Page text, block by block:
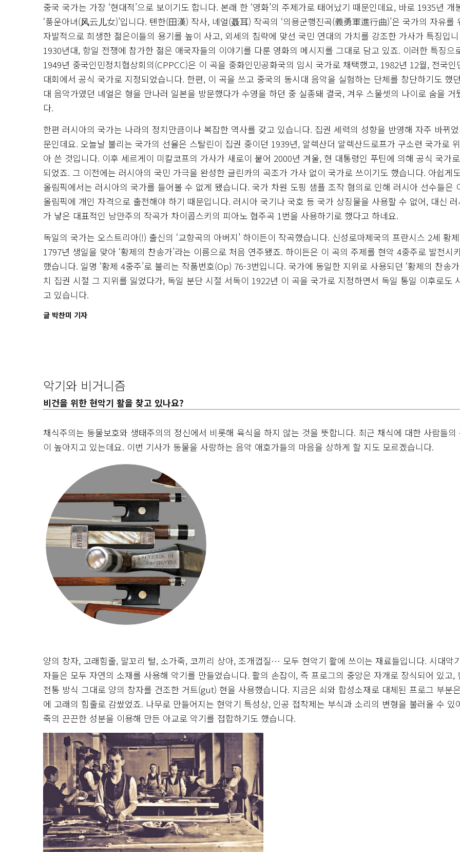
중국 국가는 가장 ‘현대적’으로 보이기도 합니다. 본래 한 ‘영화’의 주제가로 태어났기 때문인데요, 바로 1935년 개
‘풍운아녀(风云儿女)’입니다. 톈한(田漢) 작사, 녜얼(聂耳) 작곡의 ‘의용군행진곡(義勇軍進行曲)’은 국가의 자유를
자발적으로 희생한 젊은이들의 용기를 높이 사고, 외세의 침략에 맞선 국민 연대의 가치를 강조한 가사가 특징입
1930년대, 항일 전쟁에 참가한 젊은 애국자들의 이야기를 다룬 영화의 메시지를 그대로 담고 있죠. 이러한 특징으
1949년 중국인민정치협상회의(CPPCC)은 이 곡을 중화인민공화국의 임시 국가로 채택했고, 1982년 12월, 전국인
대회에서 공식 국가로 지정되었습니다. 한편, 이 곡을 쓰고 중국의 동시대 음악을 실험하는 단체를 창단하기도 했
대 음악가였던 녜얼은 형을 만나러 일본을 방문했다가 수영을 하던 중 실종돼 결국, 겨우 스물셋의 나이로 숨을 거
다.
한편 러시아의 국가는 나라의 정치만큼이나 복잡한 역사를 갖고 있습니다. 집권 세력의 성향을 반영해 자주 바뀌
문인데요. 오늘날 불리는 국가의 선율은 스탈린이 집권 중이던 1939년, 알렉산더 알렉산드로프가 구소련 국가로
아 쓴 것입니다. 이후 세르게이 미칼코프의 가사가 새로이 붙어 2000년 겨울, 현 대통령인 푸틴에 의해 공식 국가
되었죠. 그 이전에는 러시아의 국민 가극을 완성한 글린카의 곡조가 가사 없이 국가로 쓰이기도 했습니다. 아쉽게
올림픽에서는 러시아의 국가를 들어볼 수 없게 됐습니다. 국가 차원 도핑 샘플 조작 혐의로 인해 러시아 선수들은
올림픽에 개인 자격으로 출전해야 하기 때문입니다. 러시아 국기나 국호 등 국가 상징물을 사용할 수 없어, 대신
가 낳은 대표적인 낭만주의 작곡가 차이콥스키의 피아노 협주곡 1번을 사용하기로 했다고 하네요.
독일의 국가는 오스트리아(!) 출신의 ‘교향곡의 아버지’ 하이든이 작곡했습니다. 신성로마제국의 프란시스 2세 황
1797년 생일을 맞아 ‘황제의 찬송가’라는 이름으로 처음 연주됐죠. 하이든은 이 곡의 주제를 현악 4중주로 발전시
했습니다. 일명 ‘황제 4중주’로 불리는 작품번호(Op) 76-3번입니다. 국가에 동일한 지위로 사용되던 ‘황제의 찬송
치 집권 시절 그 지위를 잃었다가, 독일 분단 시절 서독이 1922년 이 곡을 국가로 지정하면서 독일 통일 이후로도
고 있습니다.
글 박찬미 기자
악기와 비거니즘
비건을 위한 현악기 활을 찾고 있나요?
채식주의는 동물보호와 생태주의의 정신에서 비롯해 육식을 하지 않는 것을 뜻합니다. 최근 채식에 대한 사람들의
이 높아지고 있는데요. 이번 기사가 동물을 사랑하는 음악 애호가들의 마음을 상하게 할 지도 모르겠습니다.
양의 창자, 고래힘줄, 말꼬리 털, 소가죽, 코끼리 상아, 조개껍질… 모두 현악기 활에 쓰이는 재료들입니다. 시대악
자들은 모두 자연의 소재를 사용해 악기를 만들었습니다. 활의 손잡이, 즉 프로그의 중앙은 자개로 장식되어 있고,
전통 방식 그대로 양의 창자를 건조한 거트(gut) 현을 사용했습니다. 지금은 쇠와 합성소재로 대체된 프로그 부분
에 고래의 힘줄로 감쌌었죠. 나무로 만들어지는 현악기 특성상, 인공 접착제는 부식과 소리의 변형을 불러올 수 있
죽의 끈끈한 성분을 이용해 만든 아교로 악기를 접합하기도 했습니다.